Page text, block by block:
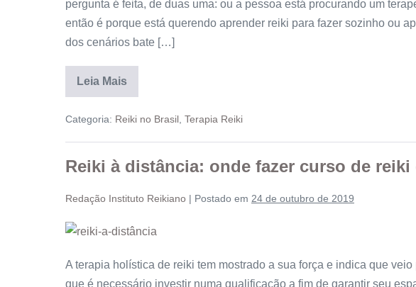
pergunta é feita, de duas uma: ou a pessoa está procurando um
então é porque está querendo aprender reiki para fazer sozinho ou
dos cenários bate […]
Leia Mais
Categoria: Reiki no Brasil Terapia Reiki
Reiki à distância: onde fazer curso de reiki
Redação Instituto Reikiano | Postado em 24 de outubro de 2019
A terapia holística de reiki tem mostrado a sua força e indica que
que é necessário investir numa qualificação a fim de garantir seu